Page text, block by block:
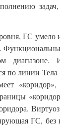
задач,
ГС умело
диапазоне.
по линии
«коридор»,
ГС, без